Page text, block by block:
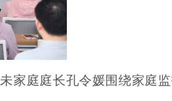
家庭庭长孔令媛围绕家庭